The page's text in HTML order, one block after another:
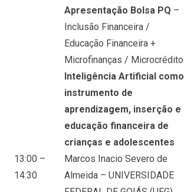
13:00 –
14:30
Apresentação Bolsa PQ –
Inclusão Financeira /
Educação Financeira +
Microfinanças / Microcrédito
Inteligência Artificial como
instrumento de
aprendizagem, inserção e
educação financeira de
crianças e adolescentes
Marcos Inacio Severo de
Almeida – UNIVERSIDADE